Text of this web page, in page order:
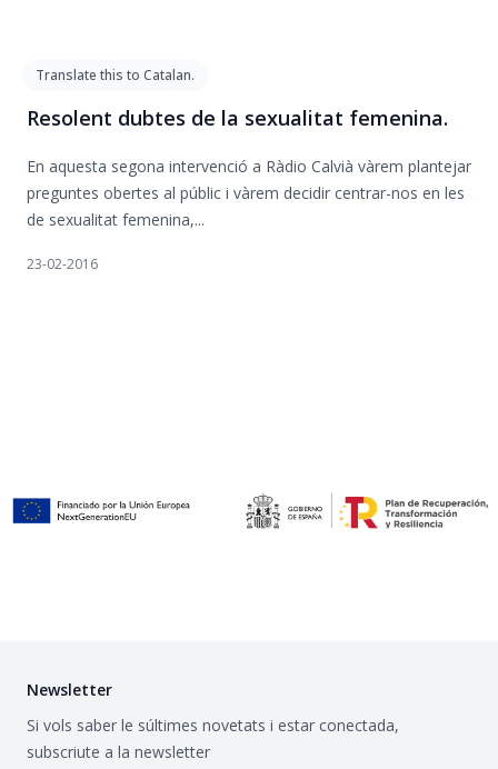
Translate this to Catalan.
Resolent dubtes de la sexualitat femenina.
En aquesta segona intervenció a Ràdio Calvià vàrem plantejar
preguntes obertes al públic i vàrem decidir centrar-nos en les
de sexualitat femenina,...
23-02-2016
Newsletter
Si vols saber le súltimes novetats i estar conectada,
subscriute a la newsletter